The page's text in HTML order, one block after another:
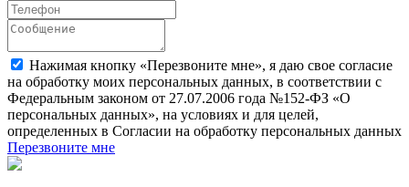
Нажимая кнопку «Перезвоните мне», я даю свое согласие
на обработку моих персональных данных, в соответствии с
Федеральным законом от 27.07.2006 года №152-ФЗ «О
персональных данных», на условиях и для целей,
определенных в Согласии на обработку персональных данных
Перезвоните мне